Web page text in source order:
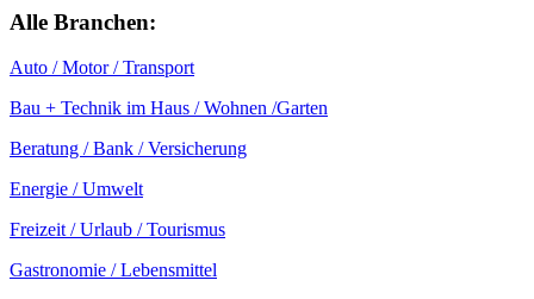
Alle Branchen:
Auto / Motor / Transport
Bau + Technik im Haus / Wohnen /Garten
Beratung / Bank / Versicherung
Energie / Umwelt
Freizeit / Urlaub / Tourismus
Gastronomie / Lebensmittel